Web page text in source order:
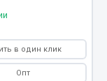
в один клик
Опт